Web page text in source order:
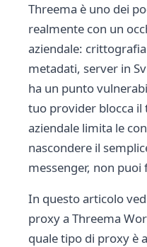
Threema è uno dei
realmente con un
aziendale:
metadati, server in
ha un punto
tuo provider blocca
aziendale limita le
nascondere il
messenger, non
In questo articolo
proxy a Threema
quale tipo di proxy è